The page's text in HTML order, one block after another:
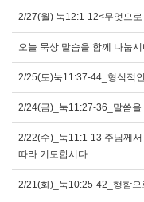
2/27(월) 눅12:1-12<무엇으
오늘 묵상 말슴을 함께 나눕
2/25(토)눅11:37-44_형식적
2/24(금)_눅11:27-36_말씀을
2/22(수)_눅11:1-13 주님께
따라 기도합시다
2/21(화)_눅10:25-42_행함으